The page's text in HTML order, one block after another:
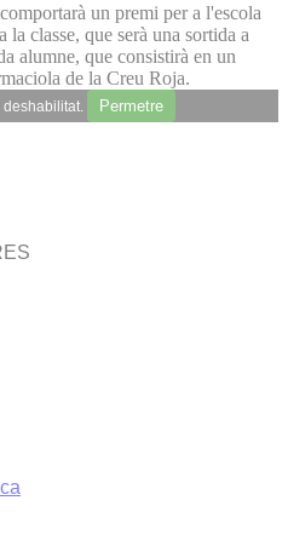
un premi per a l'escola
classe, que serà una sortida a
alumne, que consistirà en un
de la Creu Roja.
Permetre